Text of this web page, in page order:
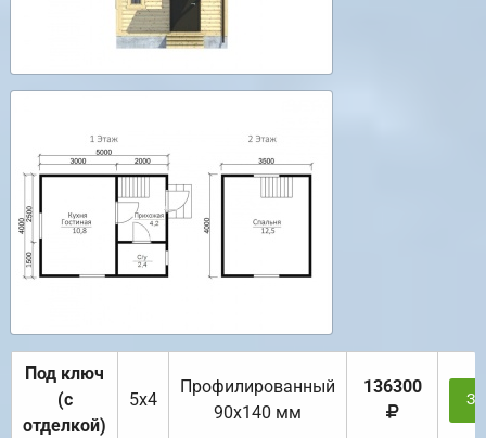
Под ключ
(с
отделкой)
5х4
Профилированный
90х140 мм
136300